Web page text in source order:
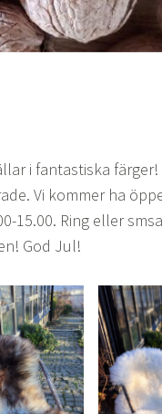
i fantastiska
Vi kommer ha
15.00. Ring eller
God Jul!